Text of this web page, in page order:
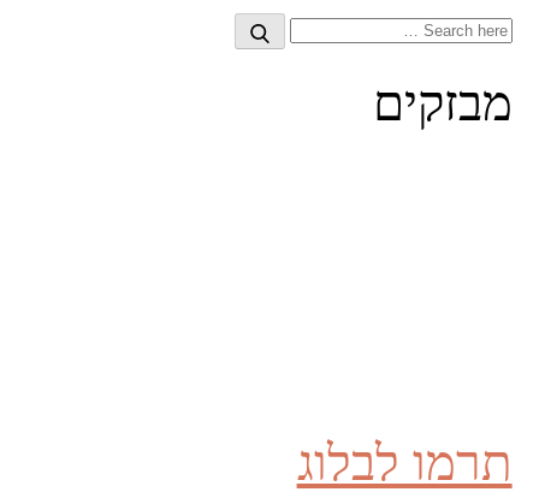
Search
Search
מבזקים
תרמו לבלוג